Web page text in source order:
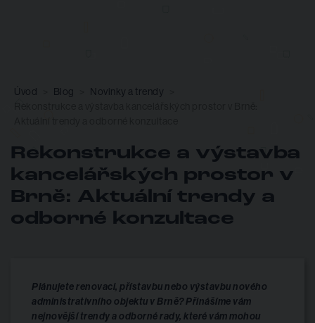
Úvod Blog
Novinky a trendy
Rekonstrukce a výstavba
kancelářských prostor v
Brně: Aktuální trendy a
odborné konzultace
Plánujete renovaci, přístavbu nebo výstavbu nového
administrativního objektu v Brně? Přinášíme vám
nejnovější trendy a odborné rady, které vám mohou